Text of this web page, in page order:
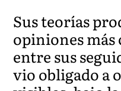
Sus teorías
opiniones
entre sus
vio obligado a